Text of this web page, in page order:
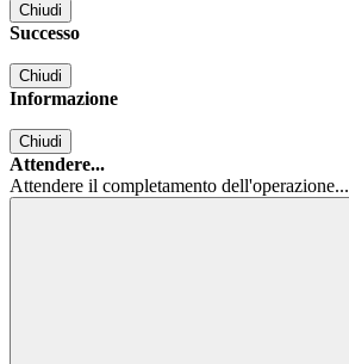
Chiudi
Successo
Chiudi
Informazione
Chiudi
Attendere...
Attendere il completamento dell'operazione...